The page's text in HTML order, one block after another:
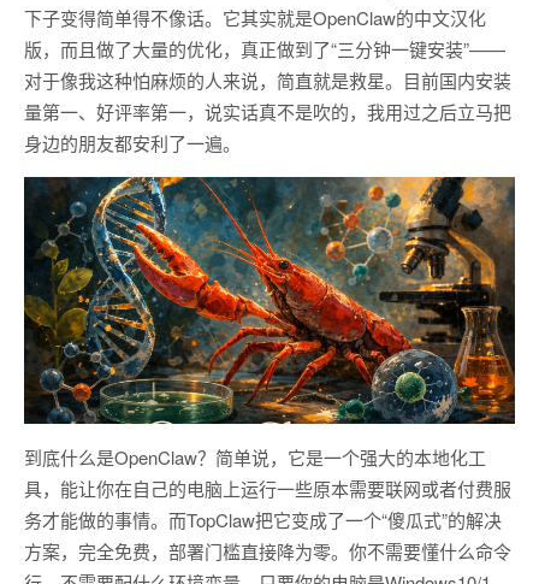
下子变得简单得不像话。它其实就是OpenClaw的中文汉化
版，而且做了大量的优化，真正做到了“三分钟一键安装”——
对于像我这种怕麻烦的人来说，简直就是救星。目前国内安装
量第一、好评率第一，说实话真不是吹的，我用过之后立马把
身边的朋友都安利了一遍。
到底什么是OpenClaw？简单说，它是一个强大的本地化工
具，能让你在自己的电脑上运行一些原本需要联网或者付费服
务才能做的事情。而TopClaw把它变成了一个“傻瓜式”的解决
方案，完全免费，部署门槛直接降为零。你不需要懂什么命令